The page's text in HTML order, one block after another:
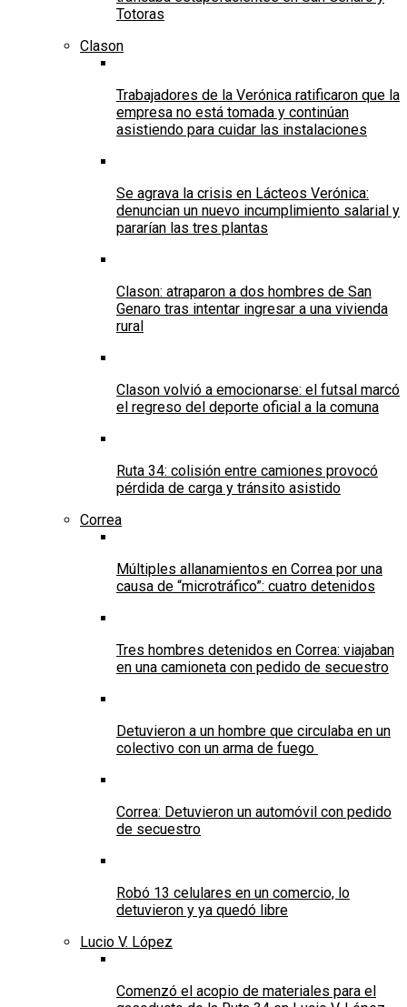
Totoras
Clason
Trabajadores de la Verónica ratificaron que la
empresa no está tomada y continúan
asistiendo para cuidar las instalaciones
Se agrava la crisis en Lácteos Verónica:
denuncian un nuevo incumplimiento salarial y
pararían las tres plantas
Clason: atraparon a dos hombres de San
Genaro tras intentar ingresar a una vivienda
rural
Clason volvió a emocionarse: el futsal marcó
el regreso del deporte oficial a la comuna
Ruta 34: colisión entre camiones provocó
pérdida de carga y tránsito asistido
Correa
Múltiples allanamientos en Correa por una
causa de “microtráfico”: cuatro detenidos
Tres hombres detenidos en Correa: viajaban
en una camioneta con pedido de secuestro
Detuvieron a un hombre que circulaba en un
colectivo con un arma de fuego
Correa: Detuvieron un automóvil con pedido
de secuestro
Robó 13 celulares en un comercio, lo
detuvieron y ya quedó libre
Lucio V. López
Comenzó el acopio de materiales para el